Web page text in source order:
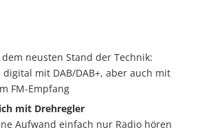
neusten Stand der Technik:
mit DAB/DAB+, aber auch mit
FM-Empfang
mit Drehregler
Aufwand einfach nur Radio hören